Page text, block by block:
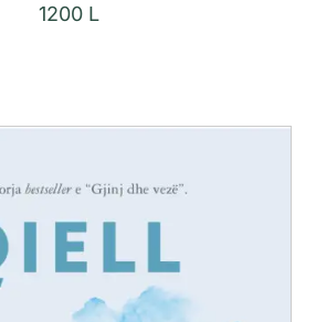
1200 L